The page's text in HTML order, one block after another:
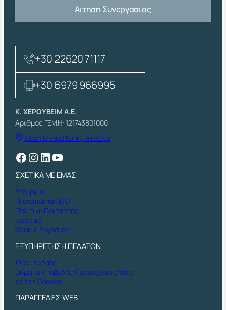
Αίτηση Συνεργασίας
+30 22620 71117
+30 6979 966995
Κ. ΧΕΡΟΥΒΕΙΜ Α.Ε.
Αριθμός ΓΕΜΗ: 121743801000
Θέση Μνήμα Κατή, Ριτσώνα
Facebook Instagram Linkedin YouTube
ΣΧΕΤΙΚΑ ΜΕ ΕΜΑΣ
Εταιρεία
Πιστοποίηση ISO
Πολιτική Ποιότητας
Ιστορικό
Θέσεις Εργασίας
ΕΞΥΠΗΡΕΤΗΣΗ ΠΕΛΑΤΩΝ
Όροι Χρήσης
Βήματα Υποβολής Παραγγελίας Web
Χρήση Cookies
ΠΑΡΑΓΓΕΛΙΕΣ WEB